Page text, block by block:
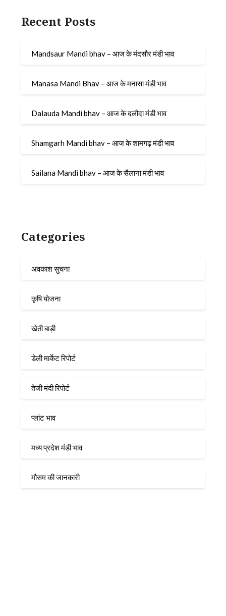
Recent Posts
Mandsaur Mandi bhav – आज के मंदसौर मंडी भाव
Manasa Mandi Bhav – आज के मनासा मंडी भाव
Dalauda Mandi bhav – आज के दलौदा मंडी भाव
Shamgarh Mandi bhav – आज के शामगढ़ मंडी भाव
Sailana Mandi bhav – आज के सैलाना मंडी भाव
Categories
अवकाश सुचना
कृषि योजना
खेती बाड़ी
डेली मार्केट रिपोर्ट
तेजी मंदी रिपोर्ट
प्लांट भाव
मध्य प्रदेश मंडी भाव
मौसम की जानकारी